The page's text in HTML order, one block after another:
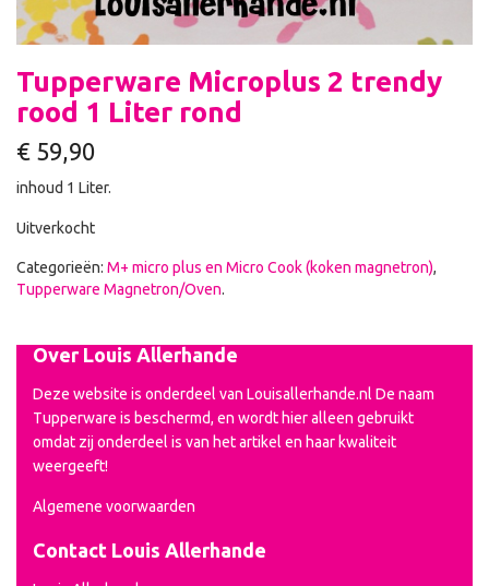
Tupperware Microplus 2 trendy
rood 1 Liter rond
€ 59,90
inhoud 1 Liter.
Uitverkocht
Categorieën: M+ micro plus en Micro Cook (koken magnetron),
Tupperware Magnetron/Oven.
Over Louis Allerhande
Deze website is onderdeel van Louisallerhande.nl De naam
Tupperware is beschermd, en wordt hier alleen gebruikt
omdat zij onderdeel is van het artikel en haar kwaliteit
weergeeft!
Algemene voorwaarden
Contact Louis Allerhande